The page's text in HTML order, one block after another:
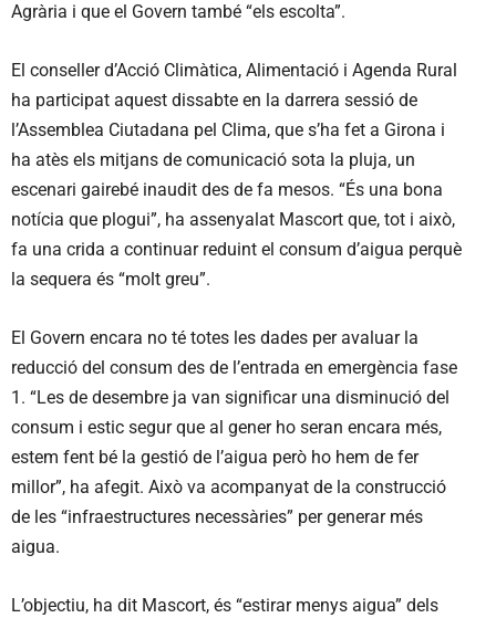
Agrària i que el Govern també “els escolta”.
El conseller d’Acció Climàtica, Alimentació i Agenda Rural
ha participat aquest dissabte en la darrera sessió de
l’Assemblea Ciutadana pel Clima, que s’ha fet a Girona i
ha atès els mitjans de comunicació sota la pluja, un
escenari gairebé inaudit des de fa mesos. “És una bona
notícia que plogui”, ha assenyalat Mascort que, tot i això,
fa una crida a continuar reduint el consum d’aigua perquè
la sequera és “molt greu”.
El Govern encara no té totes les dades per avaluar la
reducció del consum des de l’entrada en emergència fase
1. “Les de desembre ja van significar una disminució del
consum i estic segur que al gener ho seran encara més,
estem fent bé la gestió de l’aigua però ho hem de fer
millor”, ha afegit. Això va acompanyat de la construcció
de les “infraestructures necessàries” per generar més
aigua.
L’objectiu, ha dit Mascort, és “estirar menys aigua” dels